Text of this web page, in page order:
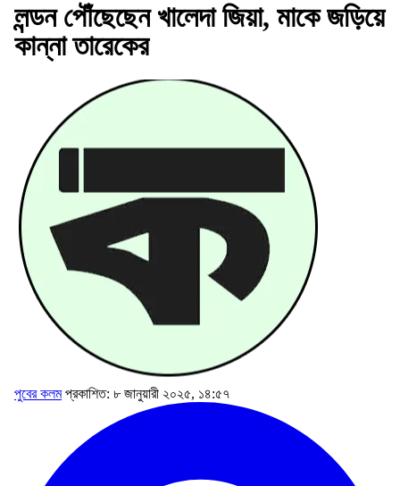
লন্ডন পৌঁছেছেন খালেদা জিয়া, মাকে জড়িয়ে
কান্না তারেকের
পুবের কলম প্রকাশিত: ৮ জানুয়ারী ২০২৫, ১৪:৫৭